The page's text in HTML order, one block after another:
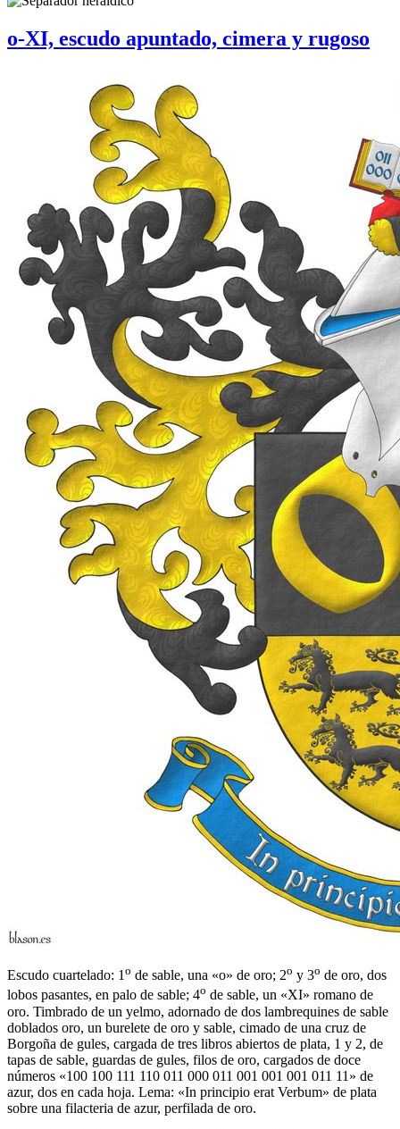
o-XI, escudo apuntado, cimera y rugoso
Escudo cuartelado: 1 o de sable, una «o» de oro; 2o y 3o de oro, dos
lobos pasantes, en palo de sable; 4o de sable, un «XI» romano de
oro. Timbrado de un yelmo, adornado de dos lambrequines de sable
doblados oro, un burelete de oro y sable, cimado de una cruz de
Borgoña de gules, cargada de tres libros abiertos de plata, 1 y 2, de
tapas de sable, guardas de gules, filos de oro, cargados de doce
números «100 100 111 110 011 000 011 001 001 001 011 11» de
azur, dos en cada hoja. Lema: «In principio erat Verbum» de plata
sobre una filacteria de azur, perfilada de oro.